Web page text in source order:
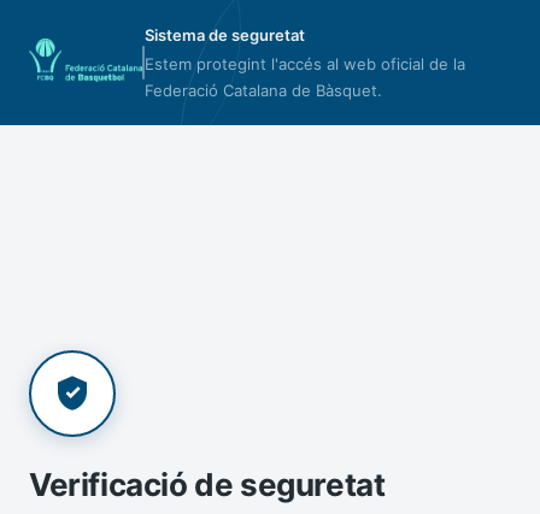
Sistema de seguretat
Estem protegint l'accés al web oficial de la
Federació Catalana de Bàsquet.
Verificació de seguretat